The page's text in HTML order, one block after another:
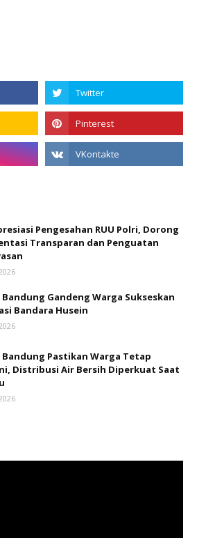
Pengesahan RUU Polri, Dorong
Transparan dan Penguatan
Gandeng Warga Sukseskan
Bandara Husein
Bandung Pastikan Warga Tetap
Distribusi Air Bersih Diperkuat Saat